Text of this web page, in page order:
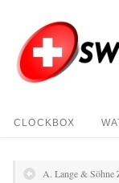
CLOCKBOX
A. Lange & Söhne